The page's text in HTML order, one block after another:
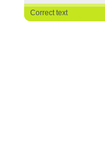
Correct text